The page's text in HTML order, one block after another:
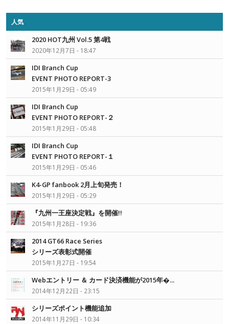
人気
2020 HOT九州 Vol.5 第4戦
2020年12月7日 - 18:47
IDI Branch Cup
EVENT PHOTO REPORT-3
2015年1月29日 - 05:49
IDI Branch Cup
EVENT PHOTO REPORT-２
2015年1月29日 - 05:48
IDI Branch Cup
EVENT PHOTO REPORT-１
2015年1月29日 - 05:46
K4-GP fanbook 2月上旬発売！
2015年1月29日 - 05:29
『九州一王座決定戦』を開催!!
2015年1月28日 - 19:36
2014 GT66 Race Series
シリーズ表彰式開催
2015年1月27日 - 19:54
Webエントリー ＆ カード決済機能が2015年�...
2014年12月22日 - 23:15
シリーズポイント機能追加
2014年11月29日 - 10:34